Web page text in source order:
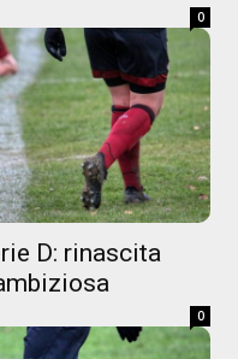
0
D: rinascita
0